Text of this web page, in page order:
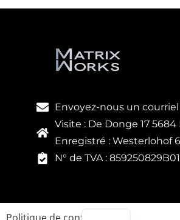
Envoyez-nous un
Visite : De Donge 17 5684
Enregistré : Westerlohof
N° de TVA : 859250829B01
EN